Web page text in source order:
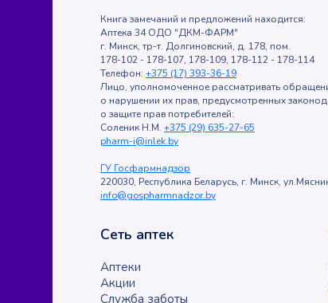
Книга замечаний и предложений находится:
Аптека 34 ОДО "ДКМ-ФАРМ"
г. Минск, тр-т. Долгиновский, д. 178, пом.
178-102 - 178-107, 178-109, 178-112 - 178-114
Телефон: +375 (17) 393-36-19
Лицо, уполномоченное рассматривать
о нарушении их прав, предусмотренных
о защите прав потребителей:
Соленик Н.М. +375 (29) 635-27-65
pharm-i@inlek.by
ГУ Госфармнадзор
220030, Республика Беларусь, г. Минск,
info@gospharmnadzor.by
Сеть аптек
Аптеки
Акции
Служба заботы